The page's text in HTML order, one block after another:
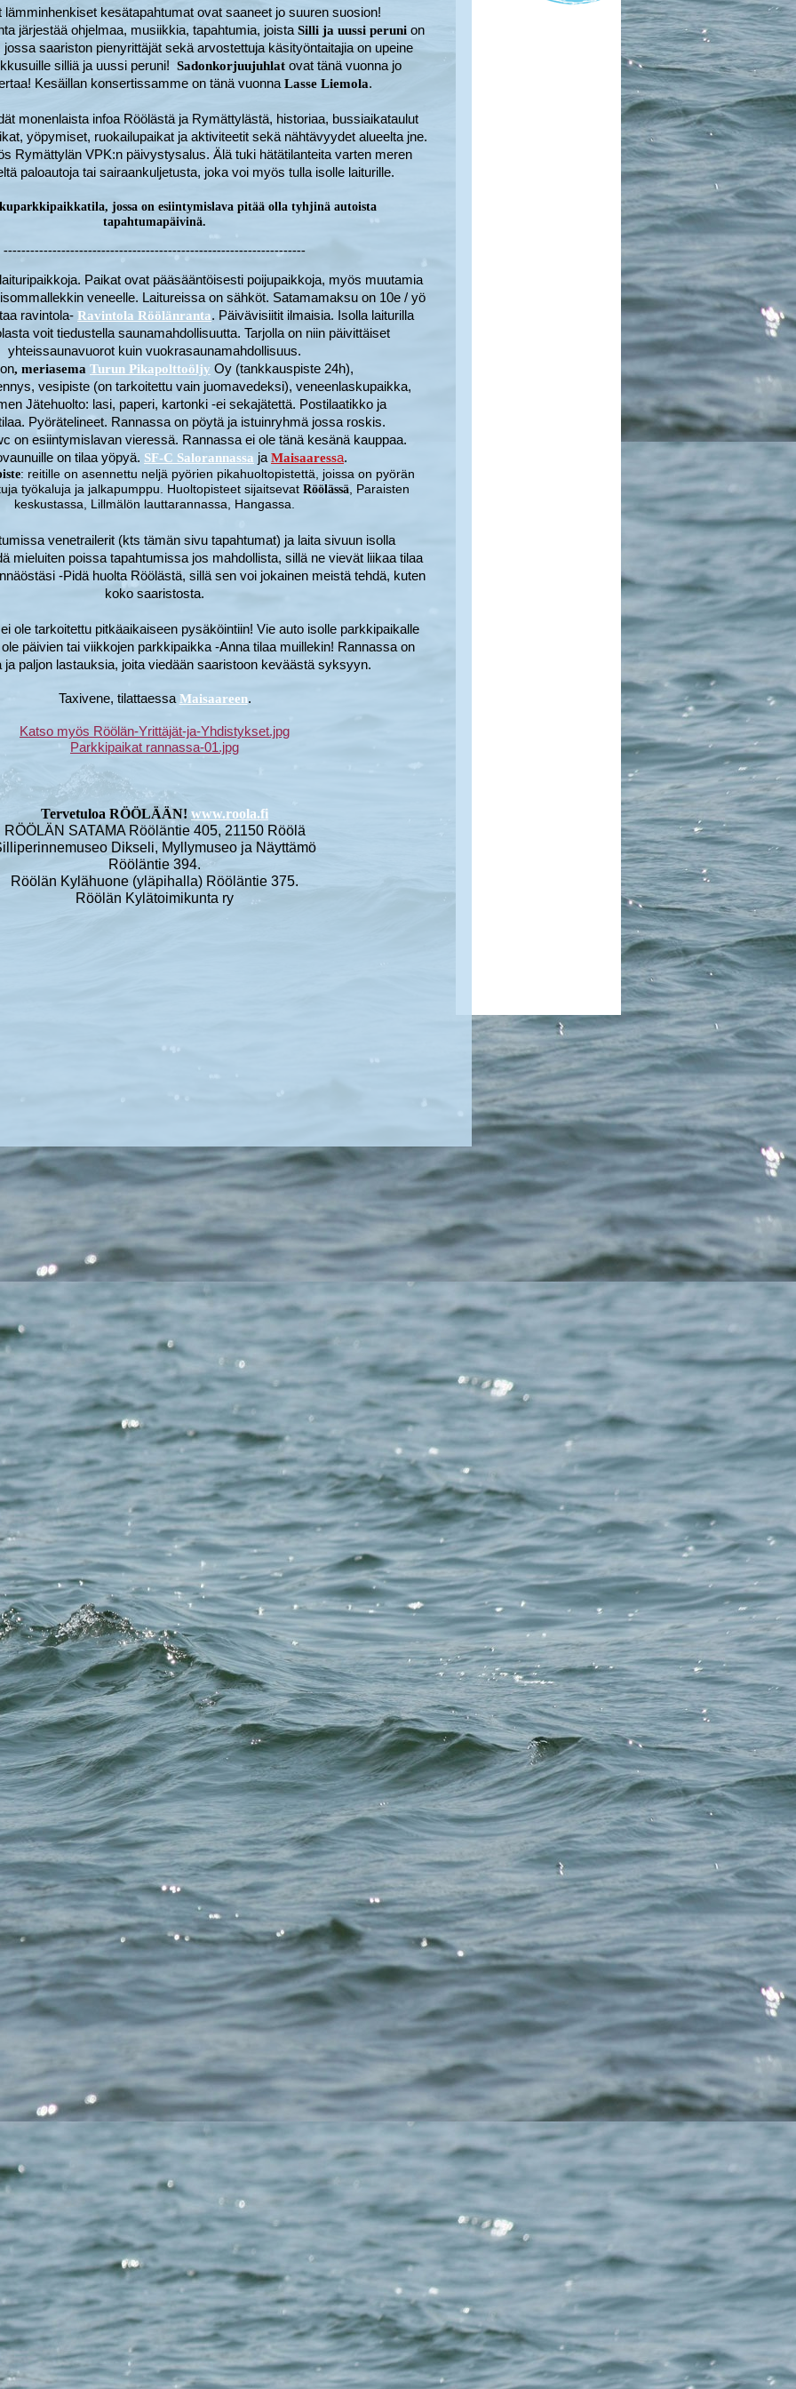
lämminhenkiset kesätapahtumat ovat saaneet jo suuren suosion!
järjestää ohjelmaa, musiikkia, tapahtumia, joista Silli ja uussi perunion
saariston pienyrittäjät sekä arvostettuja käsityöntaitajia on upeine
silliä ja uussi peruni! Sadonkorjuujuhlatovat tänä vuonna jo
Kesäillan konsertissamme on tänä vuonna Lasse Liemola.
monenlaista infoa Röölästä ja Rymättylästä, historiaa, bussiaikataulut
yöpymiset, ruokailupaikat ja aktiviteetit sekä nähtävyydet alueelta jne.
Rymättylän VPK:n päivystysalus. Älä tuki hätätilanteita varten meren
paloautoja tai sairaankuljetusta, joka voi myös tulla isolle laiturille.
jossa on esiintymislava pitää olla tyhjinä autoista
tapahtumapäivinä.
--------------------------------------------------------------------
Paikat ovat pääsääntöisesti poijupaikkoja, myös muutamia
veneelle. Laitureissa on sähköt. Satamamaksu on 10e / yö
ravintola- Ravintola Röölänranta. Päivävisiitit ilmaisia. Isolla laiturilla
voit tiedustella saunamahdollisuutta. Tarjolla on niin päivittäiset
yhteissaunavuorot kuin vuokrasaunamahdollisuus.
, meriasema Turun Pikapolttoöljy Oy (tankkauspiste 24h),
vesipiste (on tarkoitettu vain juomavedeksi), veneenlaskupaikka,
Jätehuolto: lasi, paperi, kartonki -ei sekajätettä. Postilaatikko ja
Pyörätelineet. Rannassa on pöytä ja istuinryhmä jossa roskis.
on esiintymislavan vieressä. Rannassa ei ole tänä kesänä kauppaa.
on tilaa yöpyä. SF-C Salorannassa ja Maisaaressa.
: reitille on asennettu neljä pyörien pikahuoltopistettä, joissa on pyörän
työkaluja ja jalkapumppu. Huoltopisteet sijaitsevat Röölässä , Paraisten
keskustassa, Lillmälön lauttarannassa, Hangassa.
venetrailerit (kts tämän sivu tapahtumat) ja laita sivuun isolla
mieluiten poissa tapahtumissa jos mahdollista, sillä ne vievät liikaa tilaa
-Pidä huolta Röölästä, sillä sen voi jokainen meistä tehdä, kuten
koko saaristosta.
ole tarkoitettu pitkäaikaiseen pysäköintiin! Vie auto isolle parkkipaikalle
päivien tai viikkojen parkkipaikka -Anna tilaa muillekin! Rannassa on
ja paljon lastauksia, joita viedään saaristoon keväästä syksyyn.
Taxivene, tilattaessa Maisaareen.
Katso myös Röölän-Yrittäjät-ja-Yhdistykset.jpg
Parkkipaikat rannassa-01.jpg
Tervetuloa RÖÖLÄÄN! www.roola.fi
RÖÖLÄN SATAMA Rööläntie 405, 21150 Röölä
Dikseli, Myllymuseo ja Näyttämö
Rööläntie 394.
Röölän Kylähuone (yläpihalla) Rööläntie 375.
Röölän Kylätoimikunta ry